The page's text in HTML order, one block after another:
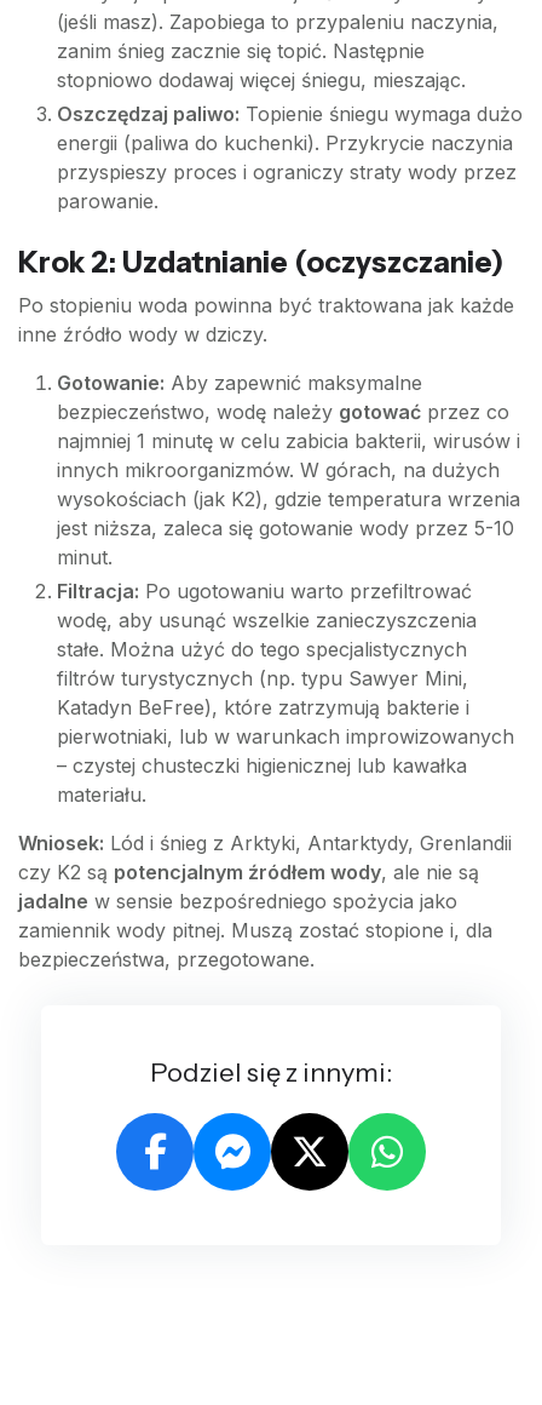
(jeśli masz). Zapobiega to przypaleniu naczynia,
zanim śnieg zacznie się topić. Następnie
stopniowo dodawaj więcej śniegu, mieszając.
Oszczędzaj paliwo: Topienie śniegu wymaga dużo
energii (paliwa do kuchenki). Przykrycie naczynia
przyspieszy proces i ograniczy straty wody przez
parowanie.
Krok 2: Uzdatnianie (oczyszczanie)
Po stopieniu woda powinna być traktowana jak każde
inne źródło wody w dziczy.
Gotowanie: Aby zapewnić maksymalne
bezpieczeństwo, wodę należy gotować przez co
najmniej 1 minutę w celu zabicia bakterii, wirusów i
innych mikroorganizmów. W górach, na dużych
wysokościach (jak K2), gdzie temperatura wrzenia
jest niższa, zaleca się gotowanie wody przez 5-10
minut.
Filtracja: Po ugotowaniu warto przefiltrować
wodę, aby usunąć wszelkie zanieczyszczenia
stałe. Można użyć do tego specjalistycznych
filtrów turystycznych (np. typu Sawyer Mini,
Katadyn BeFree), które zatrzymują bakterie i
pierwotniaki, lub w warunkach improwizowanych
– czystej chusteczki higienicznej lub kawałka
materiału.
Wniosek: Lód i śnieg z Arktyki, Antarktydy, Grenlandii
czy K2 są potencjalnym źródłem wody, ale nie są
jadalne w sensie bezpośredniego spożycia jako
zamiennik wody pitnej. Muszą zostać stopione i, dla
bezpieczeństwa, przegotowane.
Podziel się z innymi: